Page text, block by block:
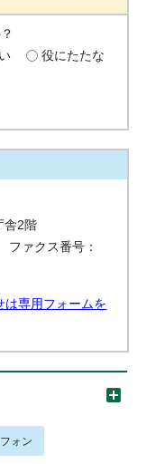
役にたたな
2階
ァクス番号：
は専用フォームを
ォン